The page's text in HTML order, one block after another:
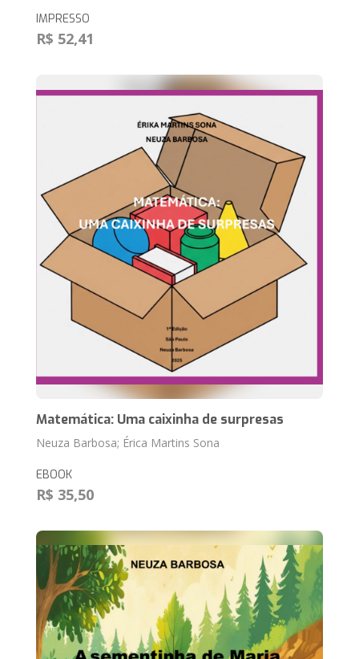
IMPRESSO
R$ 52,41
Matemática: Uma caixinha de surpresas
Neuza Barbosa; Érica Martins Sona
EBOOK
R$ 35,50